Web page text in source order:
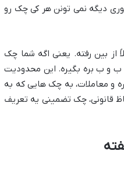
دیگه نمی تونن هر کی چک رو
از بین رفته. یعنی اگه شما چک
ب و ب بره بگیره. این محدودیت
و معاملات، به چک هایی که به
قانونی، چک تضمینی یه تعریف